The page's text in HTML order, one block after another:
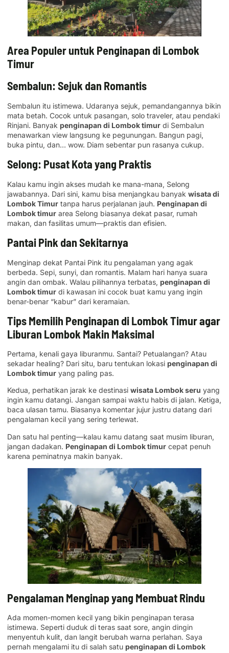
Area Populer untuk Penginapan di Lombok
Timur
Sembalun: Sejuk dan Romantis
Sembalun itu istimewa. Udaranya sejuk, pemandangannya bikin
mata betah. Cocok untuk pasangan, solo traveler, atau pendaki
Rinjani. Banyak penginapan di Lombok timur di Sembalun
menawarkan view langsung ke pegunungan. Bangun pagi,
buka pintu, dan… wow. Diam sebentar pun rasanya cukup.
Selong: Pusat Kota yang Praktis
Kalau kamu ingin akses mudah ke mana-mana, Selong
jawabannya. Dari sini, kamu bisa menjangkau banyak wisata di
Lombok Timur tanpa harus perjalanan jauh. Penginapan di
Lombok timur area Selong biasanya dekat pasar, rumah
makan, dan fasilitas umum—praktis dan efisien.
Pantai Pink dan Sekitarnya
Menginap dekat Pantai Pink itu pengalaman yang agak
berbeda. Sepi, sunyi, dan romantis. Malam hari hanya suara
angin dan ombak. Walau pilihannya terbatas, penginapan di
Lombok timur di kawasan ini cocok buat kamu yang ingin
benar-benar “kabur” dari keramaian.
Tips Memilih Penginapan di Lombok Timur agar
Liburan Lombok Makin Maksimal
Pertama, kenali gaya liburanmu. Santai? Petualangan? Atau
sekadar healing? Dari situ, baru tentukan lokasi penginapan di
Lombok timur yang paling pas.
Kedua, perhatikan jarak ke destinasi wisata Lombok seru yang
ingin kamu datangi. Jangan sampai waktu habis di jalan. Ketiga,
baca ulasan tamu. Biasanya komentar jujur justru datang dari
pengalaman kecil yang sering terlewat.
Dan satu hal penting—kalau kamu datang saat musim liburan,
jangan dadakan. Penginapan di Lombok timur cepat penuh
karena peminatnya makin banyak.
Pengalaman Menginap yang Membuat Rindu
Ada momen-momen kecil yang bikin penginapan terasa
istimewa. Seperti duduk di teras saat sore, angin dingin
menyentuh kulit, dan langit berubah warna perlahan. Saya
pernah mengalami itu di salah satu penginapan di Lombok